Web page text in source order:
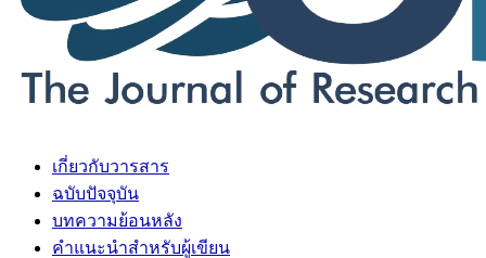
เกี่ยวกับวารสาร
ฉบับปัจจุบัน
บทความย้อนหลัง
คำแนะนำสำหรับผู้เขียน